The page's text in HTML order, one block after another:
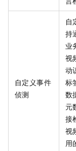
自定义事件
侦测
自
持
业
视
动
标
数
元
接
视
用